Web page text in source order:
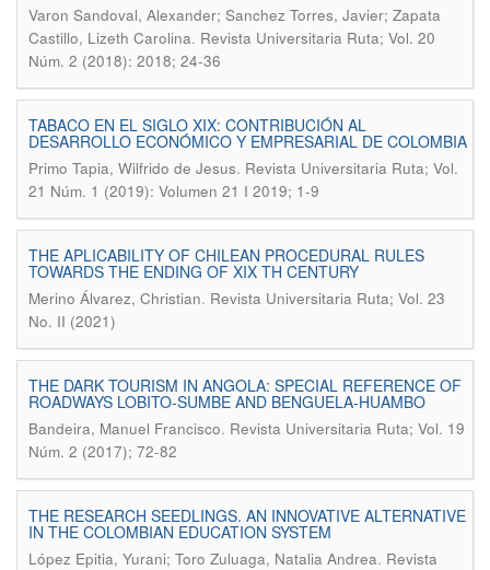
Varon Sandoval, Alexander; Sanchez Torres, Javier; Zapata
Castillo, Lizeth Carolina. Revista Universitaria Ruta; Vol. 20
Núm. 2 (2018): 2018; 24-36
TABACO EN EL SIGLO XIX: CONTRIBUCIÓN AL
DESARROLLO ECONÓMICO Y EMPRESARIAL DE COLOMBIA
Primo Tapia, Wilfrido de Jesus. Revista Universitaria Ruta; Vol.
21 Núm. 1 (2019): Volumen 21 I 2019; 1-9
THE APLICABILITY OF CHILEAN PROCEDURAL RULES
TOWARDS THE ENDING OF XIX TH CENTURY
Merino Álvarez, Christian. Revista Universitaria Ruta; Vol. 23
No. II (2021)
THE DARK TOURISM IN ANGOLA: SPECIAL REFERENCE OF
ROADWAYS LOBITO-SUMBE AND BENGUELA-HUAMBO
Bandeira, Manuel Francisco. Revista Universitaria Ruta; Vol. 19
Núm. 2 (2017); 72-82
THE RESEARCH SEEDLINGS. AN INNOVATIVE ALTERNATIVE
IN THE COLOMBIAN EDUCATION SYSTEM
López Epitia, Yurani; Toro Zuluaga, Natalia Andrea. Revista